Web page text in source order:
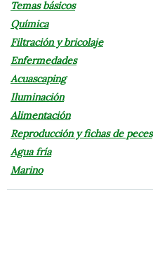
Temas básicos
Química
Filtración y bricolaje
Enfermedades
Acuascaping
Iluminación
Alimentación
Reproducción y fichas de peces
Agua fría
Marino